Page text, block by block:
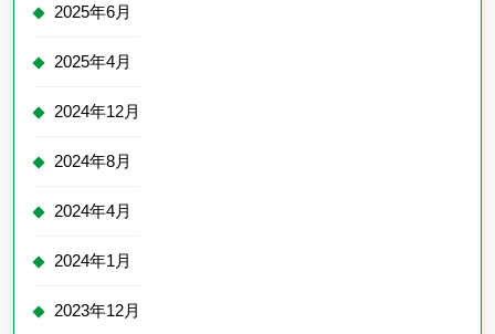
2025年6月
2025年4月
2024年12月
2024年8月
2024年4月
2024年1月
2023年12月